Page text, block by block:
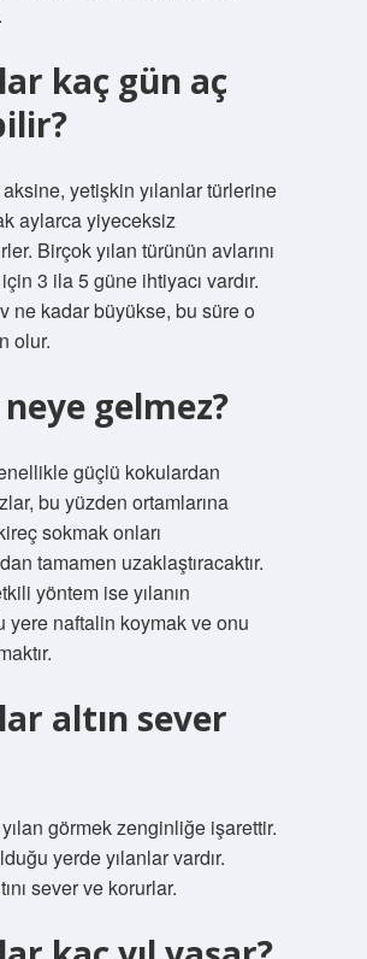
kaç gün aç
aksine, yetişkin yılanlar türlerine
aylarca yiyeceksiz
Birçok yılan türünün avlarını
3 ila 5 güne ihtiyacı vardır.
ne kadar büyükse, bu süre o
olur.
neye gelmez?
güçlü kokulardan
bu yüzden ortamlarına
sokmak onları
tamamen uzaklaştıracaktır.
yöntem ise yılanın
yere naftalin koymak ve onu
altın sever
görmek zenginliğe işarettir.
yerde yılanlar vardır.
sever ve korurlar.